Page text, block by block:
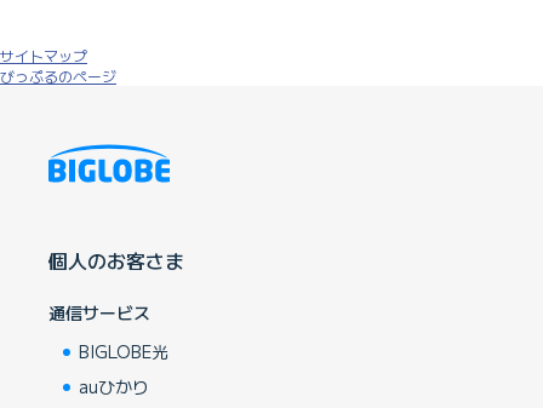
サイトマップ
びっぷるのページ
個人のお客さま
通信サービス
BIGLOBE光
auひかり